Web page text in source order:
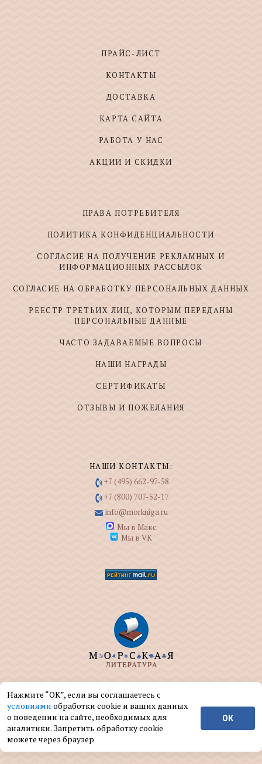
ПРАЙС-ЛИСТ
КОНТАКТЫ
ДОСТАВКА
КАРТА САЙТА
РАБОТА У НАС
АКЦИИ И СКИДКИ
ПРАВА ПОТРЕБИТЕЛЯ
ПОЛИТИКА КОНФИДЕНЦИАЛЬНОСТИ
СОГЛАСИЕ НА ПОЛУЧЕНИЕ РЕКЛАМНЫХ И
ИНФОРМАЦИОННЫХ РАССЫЛОК
СОГЛАСИЕ НА ОБРАБОТКУ ПЕРСОНАЛЬНЫХ ДАННЫХ
РЕЕСТР ТРЕТЬИХ ЛИЦ, КОТОРЫМ ПЕРЕДАНЫ
ПЕРСОНАЛЬНЫЕ ДАННЫЕ
ЧАСТО ЗАДАВАЕМЫЕ ВОПРОСЫ
НАШИ НАГРАДЫ
СЕРТИФИКАТЫ
ОТЗЫВЫ И ПОЖЕЛАНИЯ
НАШИ КОНТАКТЫ:
+7 (495) 662-97-58
+7 (800) 707-52-17
info@morkniga.ru
Мы в Макс
Мы в VK
ООО "МОРКНИГА" занимается изданием и
реализацией книг на морскую тематику.
© ООО "МОРКНИГА", 2004 — 2026 г.
Нажмите “ОК”, если вы соглашаетесь с
условиями обработки cookie и ваших данных
о поведении на сайте, необходимых для
аналитики. Запретить обработку cookie
можете через браузер
ОК